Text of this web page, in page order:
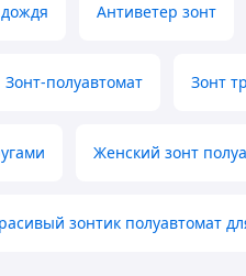
Антиветер зонт
Зонт-полуавтомат Зонт
Женский зонт
зонтик полуавтомат